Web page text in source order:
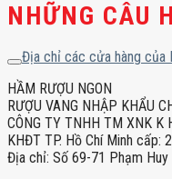
NHỮNG CÂU
Địa chỉ các cửa hàng của
HẦM RƯỢU NGON
RƯỢU VANG NHẬP KHẨU
CÔNG TY TNHH TM XNK
KHĐT TP. Hồ Chí Minh cấp:
Địa chỉ: Số 69-71 Phạm Huy